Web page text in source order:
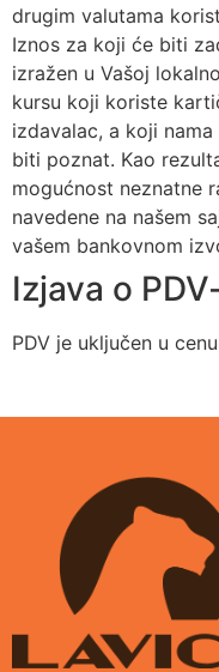
drugim valutama
Iznos za koji će biti
izražen u Vašoj
kursu koji koriste
izdavalac, a koji
biti poznat. Kao
mogućnost neznatne
navedene na našem
vašem bankovnom
Izjava o
PDV je uključen u